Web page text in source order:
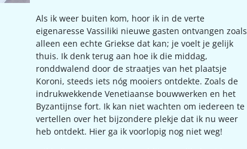
Als ik weer buiten kom, hoor ik in de verte
eigenaresse Vassiliki nieuwe gasten ontvangen zoals
alleen een echte Griekse dat kan; je voelt je gelijk
thuis. Ik denk terug aan hoe ik die middag,
ronddwalend door de straatjes van het plaatsje
Koroni, steeds iets nóg mooiers ontdekte. Zoals de
indrukwekkende Venetiaanse bouwwerken en het
Byzantijnse fort. Ik kan niet wachten om iedereen te
vertellen over het bijzondere plekje dat ik nu weer
heb ontdekt. Hier ga ik voorlopig nog niet weg!